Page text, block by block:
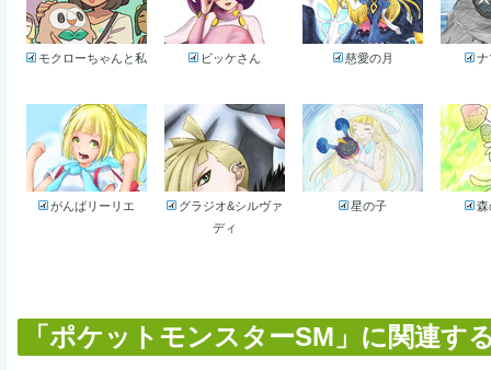
モクローちゃんと私 ビッケさん 慈愛の月 ナ
がんばリーリエ
グラジオ&シルヴァ
ディ
星の子 森
「ポケットモンスターSM」に関連す